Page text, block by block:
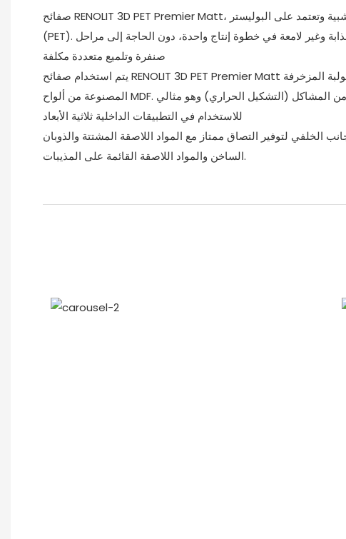
صفائح RENOLIT 3D PET Premier Matt، مناسبة لأسطح الركائز الخشبية وتعتمد على البوليستر
(PET). إنه يتيح تصنيع أسطح جذابة وغير لامعة في خطوة إنتاج واحدة، دون الحاجة إلى مراحل
يتم استخدام صفائح RENOLIT 3D PET Premier Matt لإنتاج واجهات الأثاث المقولبة المزخرفة
المصنوعة من ألواح MDF. إنه يضمن معالجة خالية من المشاكل (التشكيل الحراري) وهو مثالي
الخلفي لتوفير التصاق ممتاز مع المواد اللاصقة المشتتة والذوبان
الساخن والمواد اللاصقة القائمة على المذيبات.